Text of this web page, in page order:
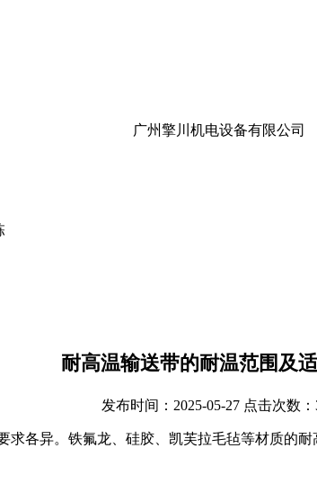
广州擎川机电设备有限公司
耐高温输送带的耐温范围及
发布时间：2025-05-27 点击次数：
各异。铁氟龙、硅胶、凯芙拉毛毡等材质的